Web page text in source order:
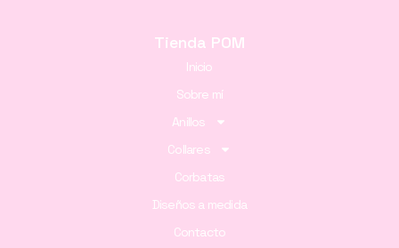
Tienda POM
Inicio
Sobre mí
Anillos
Collares
Corbatas
Diseños a medida
Contacto